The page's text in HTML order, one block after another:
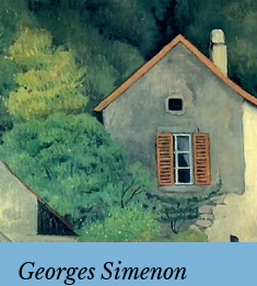
Georges Simenon